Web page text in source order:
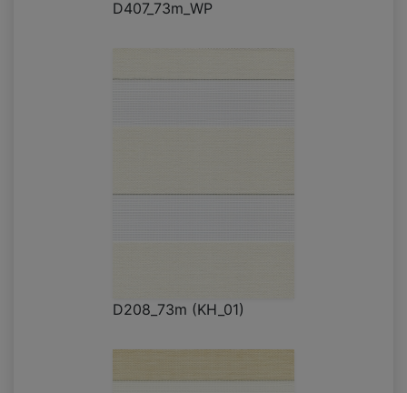
D407_73m_WP
D208_73m (KH_01)